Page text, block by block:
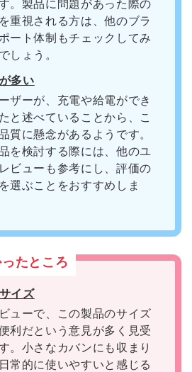
。製品に問題があった際の
重視される方は、他のブラ
ート体制もチェックしてみ
しょう。
多い
ザーが、充電や給電ができ
と述べていることから、こ
質に懸念があるようです。
を検討する際には、他のユ
ビューも参考にし、評価の
選ぶことをおすすめしま
たところ
イズ
ューで、この製品のサイズ
利だという意見が多く見受
。小さなカバンにも収まり
常的に使いやすいと感じる